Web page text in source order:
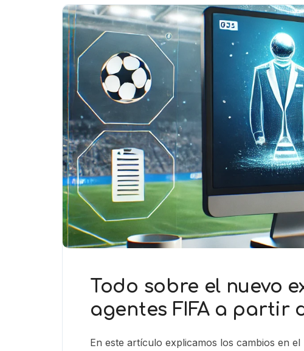
Todo sobre el nuevo
agentes FIFA a partir
En este artículo explicamos los cambios en